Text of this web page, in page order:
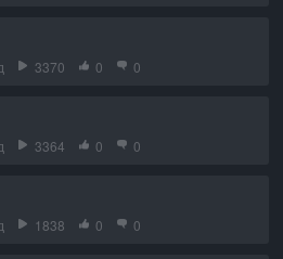
3370 0 0
3364 0 0
1838 0 0